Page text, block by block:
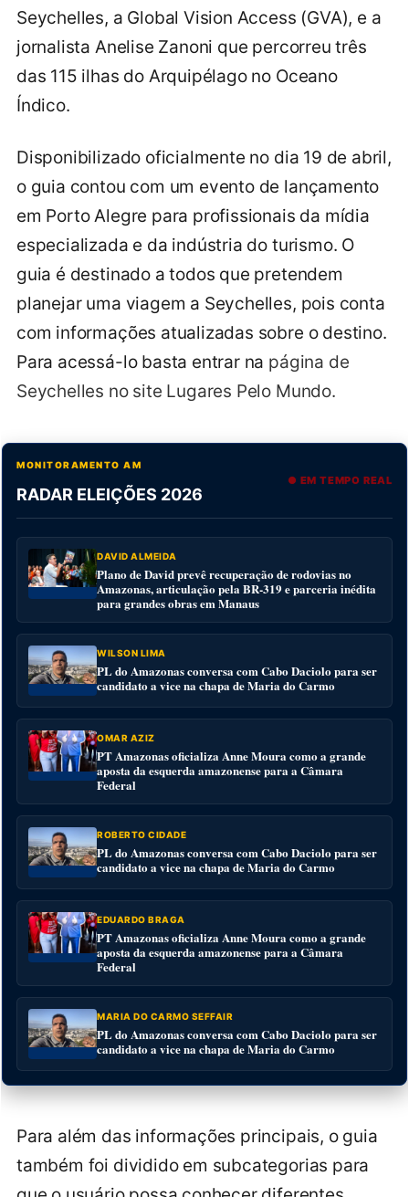
Seychelles, a Global Vision Access (GVA), e a
jornalista Anelise Zanoni que percorreu três
das 115 ilhas do Arquipélago no Oceano
Índico.
Disponibilizado oficialmente no dia 19 de abril,
o guia contou com um evento de lançamento
em Porto Alegre para profissionais da mídia
especializada e da indústria do turismo. O
guia é destinado a todos que pretendem
planejar uma viagem a Seychelles, pois conta
com informações atualizadas sobre o destino.
Para acessá-lo basta entrar na página de
Seychelles no site Lugares Pelo Mundo.
MONITORAMENTO AM
RADAR ELEIÇÕES 2026
● EM TEMPO REAL
DAVID ALMEIDA
Plano de David prevê recuperação de rodovias no
Amazonas, articulação pela BR-319 e parceria inédita
para grandes obras em Manaus
WILSON LIMA
PL do Amazonas conversa com Cabo Daciolo para ser
candidato a vice na chapa de Maria do Carmo
OMAR AZIZ
PT Amazonas oficializa Anne Moura como a grande
aposta da esquerda amazonense para a Câmara
Federal
ROBERTO CIDADE
PL do Amazonas conversa com Cabo Daciolo para ser
candidato a vice na chapa de Maria do Carmo
EDUARDO BRAGA
PT Amazonas oficializa Anne Moura como a grande
aposta da esquerda amazonense para a Câmara
Federal
MARIA DO CARMO SEFFAIR
PL do Amazonas conversa com Cabo Daciolo para ser
candidato a vice na chapa de Maria do Carmo
Para além das informações principais, o guia
também foi dividido em subcategorias para